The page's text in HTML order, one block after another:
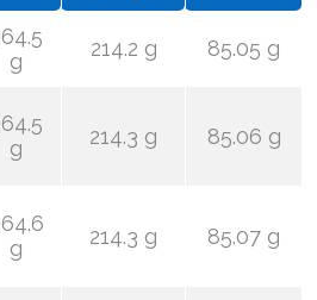
g
214.2 g 85.05 g
g
214.3 g 85.06 g
g
214.3 g 85.07 g